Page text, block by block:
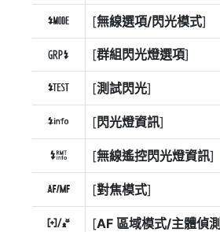
q [無線選項/閃光模式]
m [群組閃光燈選項]
r [測試閃光]
s [閃光燈資訊]
t [無線遙控閃光燈資訊]
s [對焦模式]
7 [AF 區域模式/主體偵測